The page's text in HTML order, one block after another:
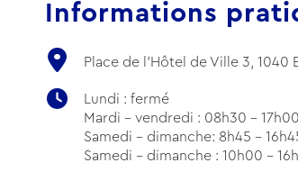
Informations
Place de l'Hôtel de Ville 3, 1040
Lundi : fermé
Mardi - vendredi : 08h30 - 17h00
Samedi - dimanche: 8h45 -
Samedi - dimanche : 10h00 -